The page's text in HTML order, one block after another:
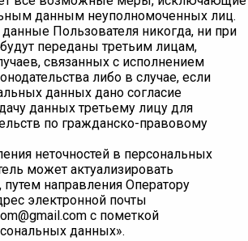
данным неуполномоченных лиц.
Пользователя никогда, ни при
переданы третьим лицам,
связанных с исполнением
либо в случае, если
данных дано согласие
данных третьему лицу для
по гражданско-правовому
неточностей в персональных
может актуализировать
путем направления Оператору
электронной почты
с пометкой
данных».